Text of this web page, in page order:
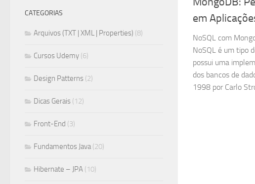
em
NoSQL com
NoSQL é um tipo
possui uma
dos bancos de
1998 por Carlo
CATEGORIAS
Arquivos (TXT | XML | Properties) (8)
Cursos Udemy (6)
Design Patterns (2)
Dicas Gerais (12)
Front-End (3)
Fundamentos Java(20)
Hibernate – JPA (10)